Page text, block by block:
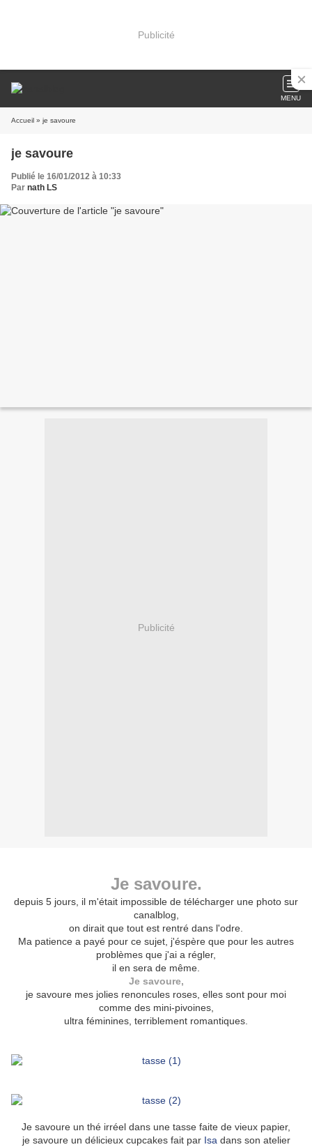
Publicité
MENU
Accueil » je savoure
je savoure
Publié le 16/01/2012 à 10:33
Par nath LS
Publicité
Je savoure.
depuis 5 jours, il m'était impossible de télécharger une photo sur
canalblog,
on dirait que tout est rentré dans l'odre.
Ma patience a payé pour ce sujet, j'éspère que pour les autres
problèmes que j'ai a régler,
il en sera de même.
Je savoure,
je savoure mes jolies renoncules roses, elles sont pour moi
comme des mini-pivoines,
ultra féminines, terriblement romantiques.
Je savoure un thé irréel dans une tasse faite de vieux papier,
je savoure un délicieux cupcakes fait parIsa dans son atelier